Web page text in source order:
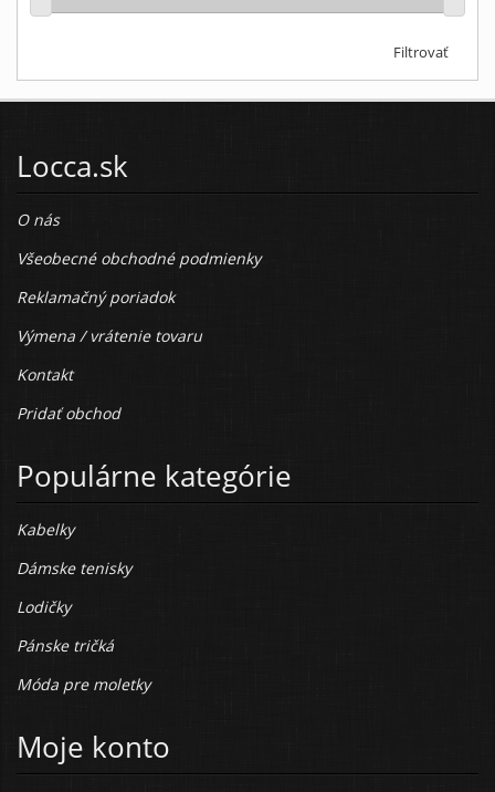
Filtrovať
Locca.sk
O nás
Všeobecné obchodné podmienky
Reklamačný poriadok
Výmena / vrátenie tovaru
Kontakt
Pridať obchod
Populárne kategórie
Kabelky
Dámske tenisky
Lodičky
Pánske tričká
Móda pre moletky
Moje konto